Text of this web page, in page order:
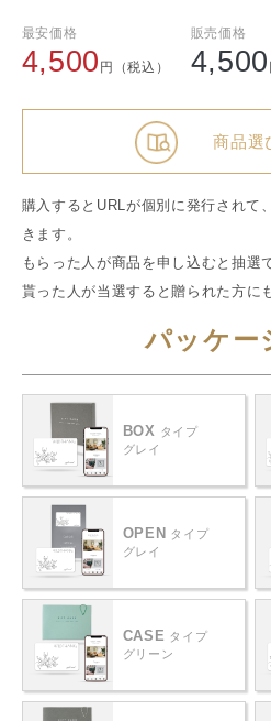
最安価格
4,500 円（税込）
販売価格
4,500
商品選
購入するとURLが個別に発行されて
きます。
もらった人が商品を申し込むと抽選
貰った人が当選すると贈られた方に
パッケー
BOX タイプ
グレイ
OPEN
タイプ
グレイ
CASE タイプ
グリーン